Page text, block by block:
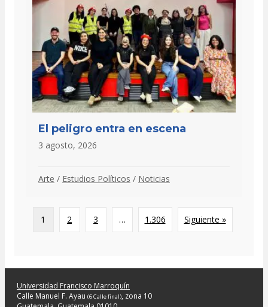
El peligro entra en escena
3 agosto, 2026
Arte / Estudios Políticos / Noticias
1 2 3 … 1.306 Siguiente »
Universidad Francisco Marroquín
Calle Manuel F. Ayau (6 Calle final), zona 10